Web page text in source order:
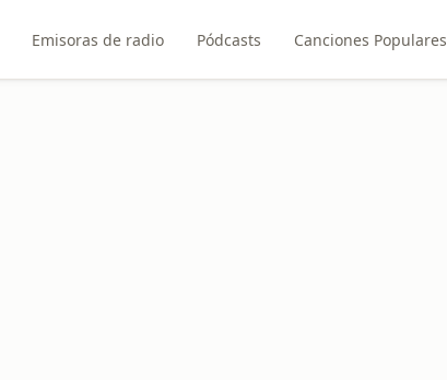
Emisoras de radio Pódcasts Canciones Populares